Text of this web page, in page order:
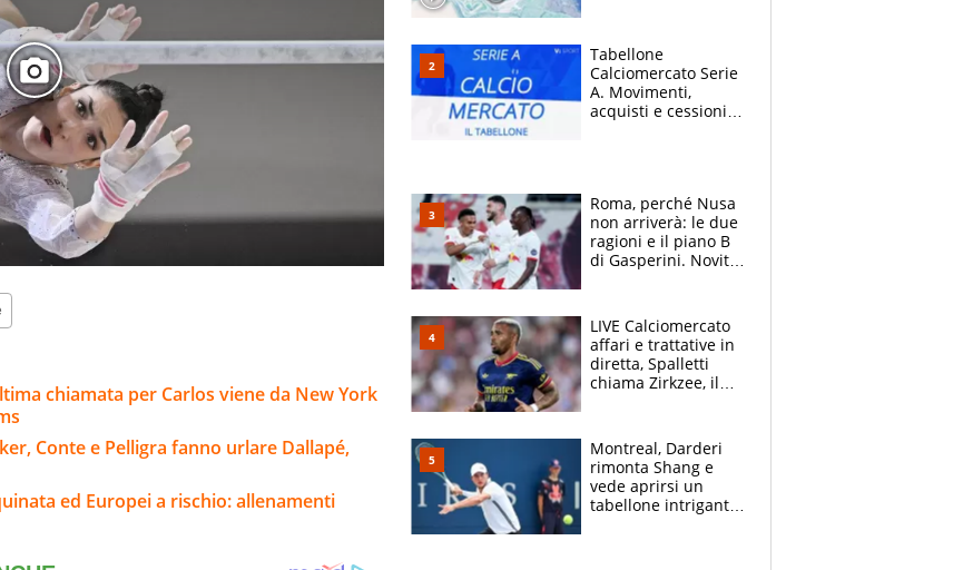
chiamata per Carlos viene da New York
Conte e Pelligra fanno urlare Dallapé,
ed Europei a rischio: allenamenti
Tabellone
Calciomercato Serie
A. Movimenti,
acquisti e cessioni:
Roma, perché Nusa
non arriverà: le due
ragioni e il piano B
di Gasperini. Novità
LIVE Calciomercato
affari e trattative in
diretta, Spalletti
chiama Zirkzee, il
Diaz
Montreal, Darderi
rimonta Shang e
vede aprirsi un
tabellone intrigante: